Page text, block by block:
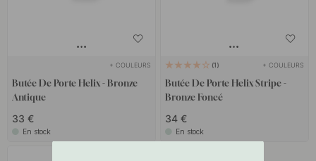
+ COULEURS
Butée De Porte Helix - Bronze
Antique
33 €
En stock
1 + COULEURS
Butée De Porte Helix Stripe -
Bronze Foncé
34 €
En stock